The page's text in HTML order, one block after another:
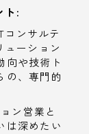
ト:
コンサルテ
ューション
向や技術ト
の、専門的
ン営業と
は深めたい